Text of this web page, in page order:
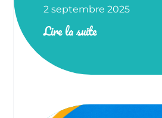
2 septembre 2025
Lire la suite